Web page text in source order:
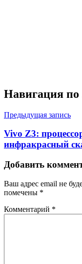
Навигация по
Предыдущая запись
Vivo Z3:
инфракрасный
Добавить
Ваш адрес email не
помечены *
Комментарий *